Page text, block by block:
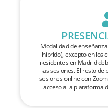
Modalidad de
híbrido), excepto en los
residentes en Madrid
las sesiones. El resto
sesiones online con
acceso a la plataforma